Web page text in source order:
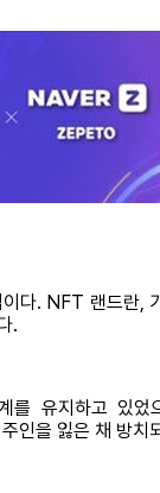
다. NFT 랜드란,
.
유지하고 있
인을 잃은 채 방